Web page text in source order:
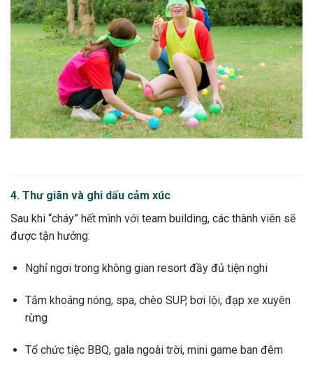
4. Thư giãn và ghi dấu cảm xúc
Sau khi “cháy” hết mình với team building, các thành viên sẽ
được tận hưởng:
Nghỉ ngơi trong không gian resort đầy đủ tiện nghi
Tắm khoáng nóng, spa, chèo SUP, bơi lội, đạp xe xuyên
rừng
Tổ chức tiệc BBQ, gala ngoài trời, mini game ban đêm